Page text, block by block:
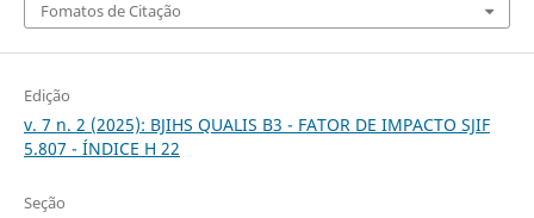
Fomatos de Citação
Edição
v. 7 n. 2 (2025): BJIHS QUALIS B3 - FATOR DE IMPACTO SJIF
5.807 - ÍNDICE H 22
Seção